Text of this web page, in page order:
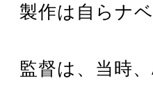
製作は自らナ
監督は、当時